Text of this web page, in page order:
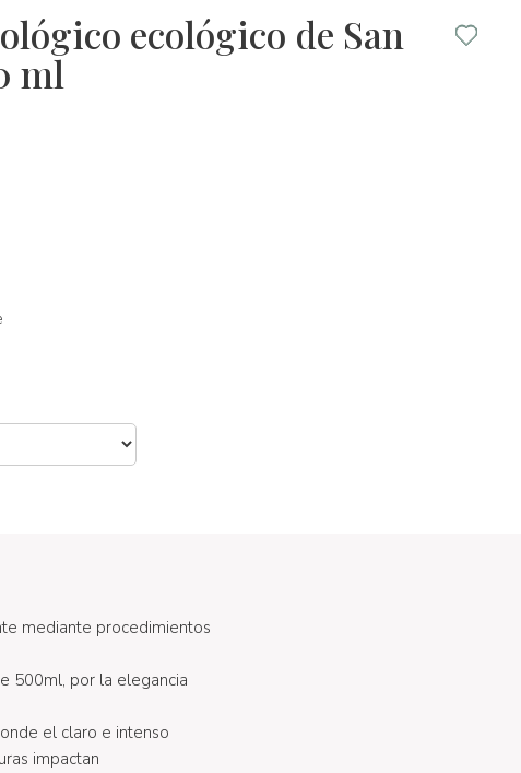
ecológico de San
ml
mediante procedimientos
500ml, por la elegancia
el claro e intenso
impactan